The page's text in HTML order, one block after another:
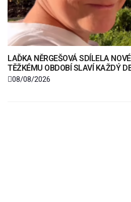
LAĎKA NĚRGEŠOVÁ SDÍLELA
TĚŽKÉMU OBDOBÍ SLAVÍ KAŽDÝ
08/08/2026